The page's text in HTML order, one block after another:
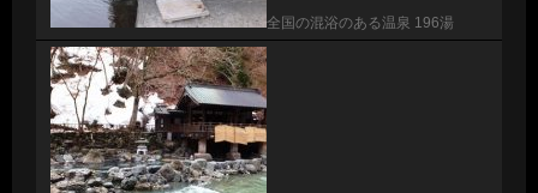
全国の混浴のある温泉 196湯